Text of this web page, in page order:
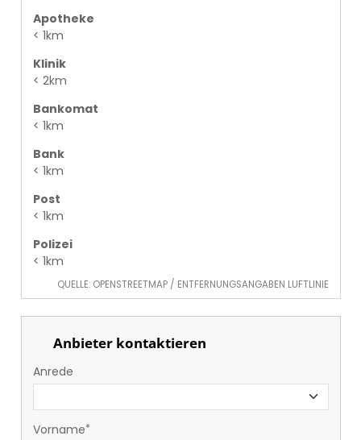
Apotheke
< 1km
Klinik
< 2km
Bankomat
< 1km
Bank
< 1km
Post
< 1km
Polizei
< 1km
QUELLE: OPENSTREETMAP / ENTFERNUNGSANGABEN LUFTLINIE
Anbieter kontaktieren
Anrede
Vorname